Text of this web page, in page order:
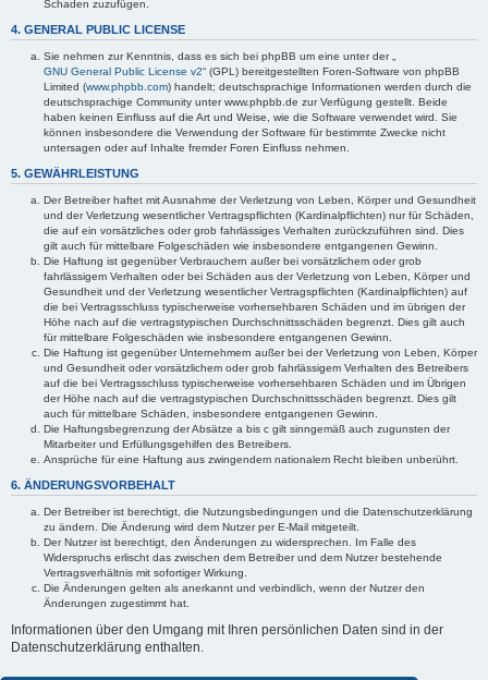
Schaden zuzufügen.
4. GENERAL PUBLIC LICENSE
Sie nehmen zur Kenntnis, dass es sich bei phpBB um eine unter der „
GNU General Public License v2“ (GPL) bereitgestellten Foren-Software von phpBB
Limited (www.phpbb.com) handelt; deutschsprachige Informationen werden durch die
deutschsprachige Community unter www.phpbb.de zur Verfügung gestellt. Beide
haben keinen Einfluss auf die Art und Weise, wie die Software verwendet wird. Sie
können insbesondere die Verwendung der Software für bestimmte Zwecke nicht
untersagen oder auf Inhalte fremder Foren Einfluss nehmen.
5. GEWÄHRLEISTUNG
Der Betreiber haftet mit Ausnahme der Verletzung von Leben, Körper und Gesundheit
und der Verletzung wesentlicher Vertragspflichten (Kardinalpflichten) nur für Schäden,
die auf ein vorsätzliches oder grob fahrlässiges Verhalten zurückzuführen sind. Dies
gilt auch für mittelbare Folgeschäden wie insbesondere entgangenen Gewinn.
Die Haftung ist gegenüber Verbrauchern außer bei vorsätzlichem oder grob
fahrlässigem Verhalten oder bei Schäden aus der Verletzung von Leben, Körper und
Gesundheit und der Verletzung wesentlicher Vertragspflichten (Kardinalpflichten) auf
die bei Vertragsschluss typischerweise vorhersehbaren Schäden und im übrigen der
Höhe nach auf die vertragstypischen Durchschnittsschäden begrenzt. Dies gilt auch
für mittelbare Folgeschäden wie insbesondere entgangenen Gewinn.
Die Haftung ist gegenüber Unternehmern außer bei der Verletzung von Leben, Körper
und Gesundheit oder vorsätzlichem oder grob fahrlässigem Verhalten des Betreibers
auf die bei Vertragsschluss typischerweise vorhersehbaren Schäden und im Übrigen
der Höhe nach auf die vertragstypischen Durchschnittsschäden begrenzt. Dies gilt
auch für mittelbare Schäden, insbesondere entgangenen Gewinn.
Die Haftungsbegrenzung der Absätze a bis c gilt sinngemäß auch zugunsten der
Mitarbeiter und Erfüllungsgehilfen des Betreibers.
Ansprüche für eine Haftung aus zwingendem nationalem Recht bleiben unberührt.
6. ÄNDERUNGSVORBEHALT
Der Betreiber ist berechtigt, die Nutzungsbedingungen und die Datenschutzerklärung
zu ändern. Die Änderung wird dem Nutzer per E-Mail mitgeteilt.
Der Nutzer ist berechtigt, den Änderungen zu widersprechen. Im Falle des
Widerspruchs erlischt das zwischen dem Betreiber und dem Nutzer bestehende
Vertragsverhältnis mit sofortiger Wirkung.
Die Änderungen gelten als anerkannt und verbindlich, wenn der Nutzer den
Änderungen zugestimmt hat.
Informationen über den Umgang mit Ihren persönlichen Daten sind in der
Datenschutzerklärung enthalten.